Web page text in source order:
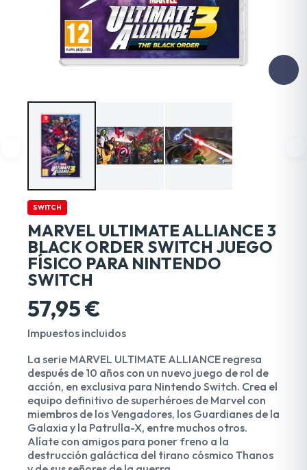
SWITCH
MARVEL ULTIMATE ALLIANCE 3
BLACK ORDER SWITCH JUEGO
FÍSICO PARA NINTENDO
SWITCH
57,95 €
Impuestos incluidos
La serie MARVEL ULTIMATE ALLIANCE regresa
después de 10 años con un nuevo juego de rol de
acción, en exclusiva para Nintendo Switch. Crea el
equipo definitivo de superhéroes de Marvel con
miembros de los Vengadores, los Guardianes de la
Galaxia y la Patrulla-X, entre muchos otros.
Alíate con amigos para poner freno a la
destrucción galáctica del tirano cósmico Thanos